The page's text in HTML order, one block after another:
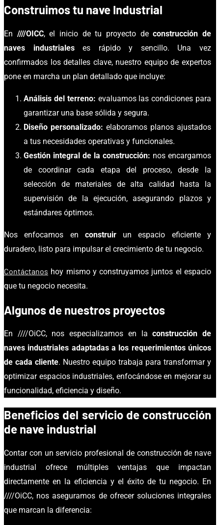
Construimos tu nave Industrial
En ////OICC, el inicio de tu proyecto deconstrucción de
naves industrialeses rápido y sencillo. Una vez
confirmados los detalles clave, nuestro equipo de expertos
pone en marcha un plan detallado que incluye:
Análisis del terreno: evaluamos las condiciones para
garantizar una base sólida y segura.
Diseño personalizado: elaboramos planos ajustados
a tus necesidades operativas y funcionales.
Gestión integral de la construcción: nos encargamos
de coordinar cada etapa del proceso, desde la
selección de materiales de alta calidad hasta la
supervisión de la ejecución, asegurando plazos y
estándares óptimos.
Nos enfocamos en construirun espacio eficiente y
duradero, listo para impulsar el crecimiento de tu negocio.
Contáctanos hoy mismo y construyamos juntos el espacio
que tu negocio necesita.
Algunos de nuestros proyectos
En ////OiCC, nos especializamos en la construcción de
naves industriales adaptadas a los requerimientos únicos
de cada cliente. Nuestro equipo trabaja para transformar y
optimizar espacios industriales, enfocándose en mejorar su
funcionalidad, eficiencia y diseño.
Beneficios del servicio de construcción
de nave industrial
Contar con un servicio profesional de construcción de nave
industrial ofrece múltiples ventajas que impactan
directamente en la eficiencia y el éxito de tu negocio. En
////OiCC, nos aseguramos de ofrecer soluciones integrales
que marcan la diferencia: